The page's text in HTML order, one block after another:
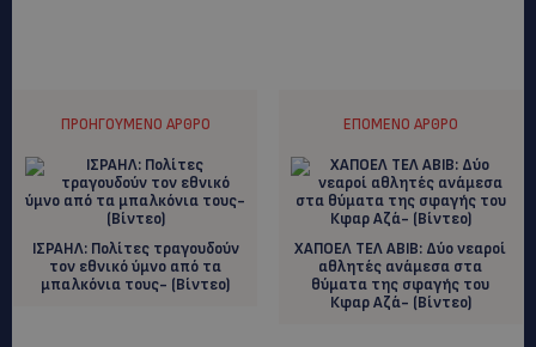
ΠΡΟΗΓΟΎΜΕΝΟ ΆΡΘΡΟ
ΙΣΡΑΗΛ: Πολίτες τραγουδούν
τον εθνικό ύμνο από τα
μπαλκόνια τους- (Βίντεο)
ΕΠΌΜΕΝΟ ΆΡΘΡΟ
ΧΑΠΟΕΛ ΤΕΛ ΑΒΙΒ: Δύο νεαροί
αθλητές ανάμεσα στα
θύματα της σφαγής του
Κφαρ Αζά- (Βίντεο)